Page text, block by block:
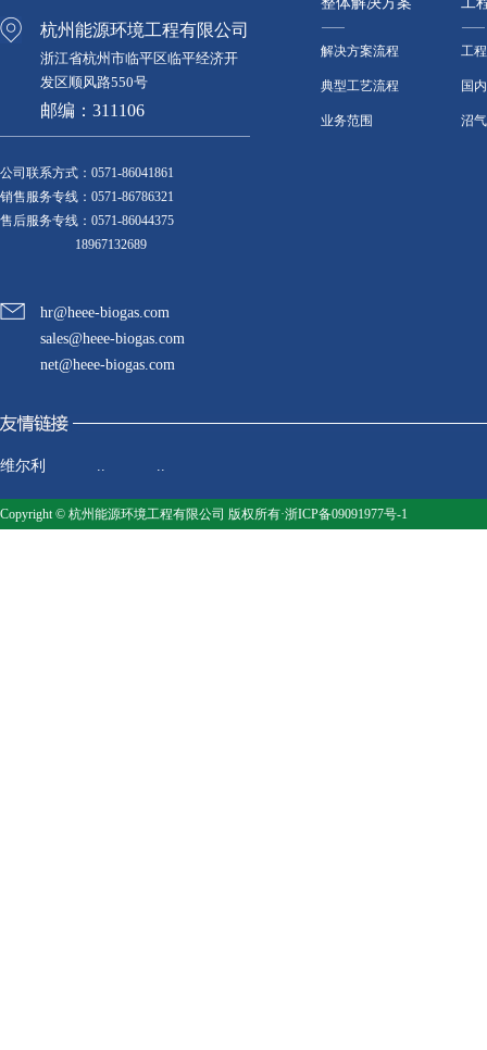
杭州能源环境工程有限公司
浙江省杭州市临平区临平经济开
发区顺风路550号
邮编：311106
公司联系方式：0571-86041861
销售服务专线：0571-86786321
售后服务专线：0571-86044375
18967132689
hr@heee-biogas.com
sales@heee-biogas.com
net@heee-biogas.com
解决方案流程
典型工艺流程
业务范围
工
国
沼
维尔利
Copyright © 杭州能源环境工程有限公司 版权所有·浙ICP备09091977号-1